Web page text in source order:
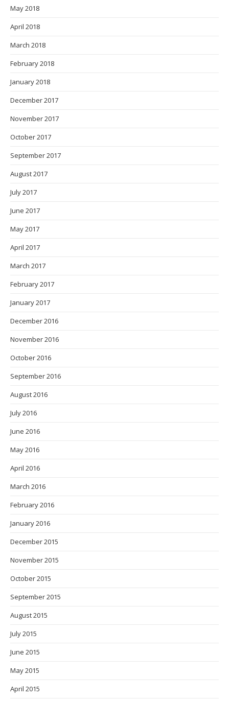
May 2018
April 2018
March 2018
February 2018
January 2018
December 2017
November 2017
October 2017
September 2017
August 2017
July 2017
June 2017
May 2017
April 2017
March 2017
February 2017
January 2017
December 2016
November 2016
October 2016
September 2016
August 2016
July 2016
June 2016
May 2016
April 2016
March 2016
February 2016
January 2016
December 2015
November 2015
October 2015
September 2015
August 2015
July 2015
June 2015
May 2015
April 2015